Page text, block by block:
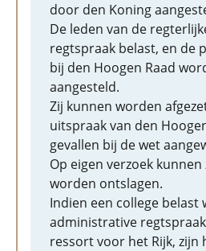
door den Koning
De leden van de
regtspraak belast, en de
bij den Hoogen Raad
aangesteld.
Zij kunnen worden
uitspraak van den
gevallen bij de wet
Op eigen verzoek
worden ontslagen.
Indien een college belast
administrative
ressort voor het Rijk, zijn